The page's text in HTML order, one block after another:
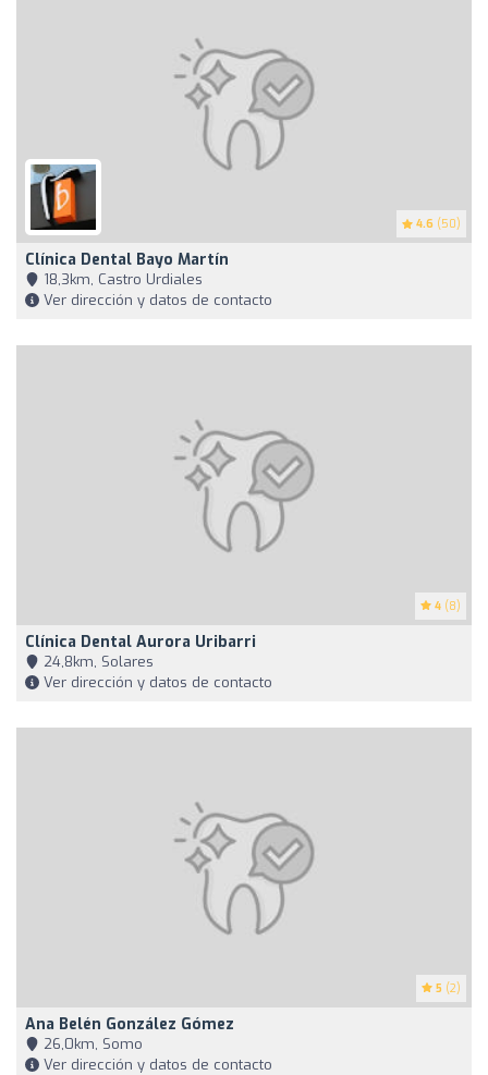
4.6 (50)
Clínica Dental Bayo Martín
18,3km, Castro Urdiales
Ver dirección y datos de contacto
4 (8)
Clínica Dental Aurora Uribarri
24,8km, Solares
Ver dirección y datos de contacto
5 (2)
Ana Belén González Gómez
26,0km, Somo
Ver dirección y datos de contacto